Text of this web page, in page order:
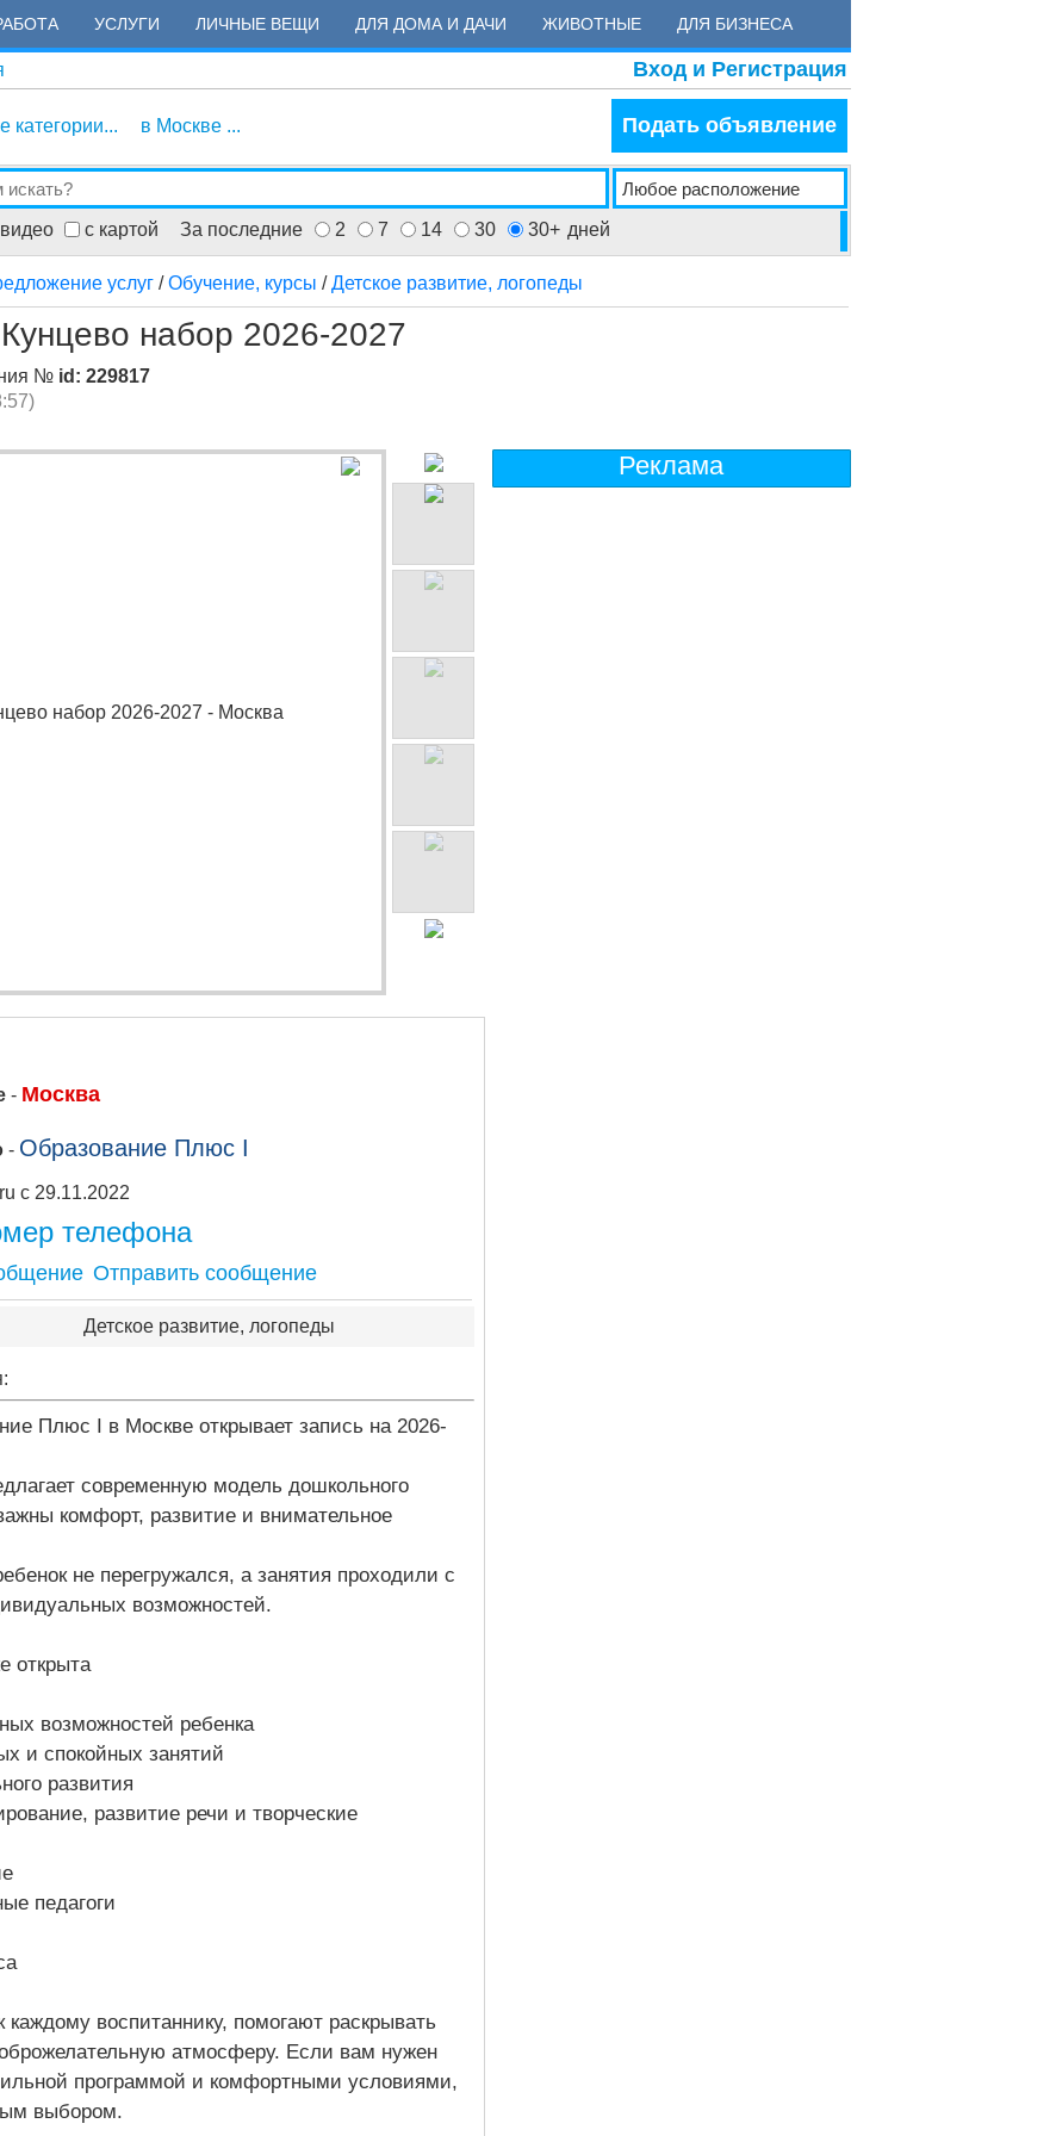
УСЛУГИ ЛИЧНЫЕ ВЕЩИ ДЛЯ ДОМА И ДАЧИ ЖИВОТНЫЕ ДЛЯ БИЗНЕСА
Вход и Регистрация
категории... в Москве ... Подать объявление
с картой За последние 2 7 14 30 30+ дней
услуг /Обучение, курсы /Детское развитие, логопеды
набор 2026-2027
№ id: 229817
- Москва
- Образование Плюс I
Apipost.ru с 29.11.2022
телефона
Отправить сообщение
Детское развитие, логопеды
Плюс I в Москве открывает запись на 2026-
современную модель дошкольного
комфорт, развитие и внимательное
не перегружался, а занятия проходили с
возможностей.
открыта
возможностей ребенка
и спокойных занятий
развития
развитие речи и творческие
педагоги
каждому воспитаннику, помогают раскрывать
атмосферу. Если вам нужен
программой и комфортными условиями,
выбором.
Реклама